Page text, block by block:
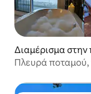
Διαμέρισμα
Πλευρά ποταμού,